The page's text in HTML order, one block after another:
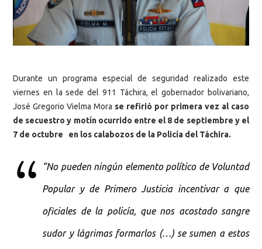
Durante un programa especial de seguridad realizado este
viernes en la sede del 911 Táchira, el gobernador bolivariano,
José Gregorio Vielma Mora se refirió por primera vez al caso
de secuestro y motín ocurrido entre el 8 de septiembre y el
7 de octubre en los calabozos de la Policía del Táchira.
“No pueden ningún elemento político de Voluntad
Popular y de Primero Justicia incentivar a que
oficiales de la policía, que nos acostado sangre
sudor y lágrimas formarlos (…) se sumen a estos